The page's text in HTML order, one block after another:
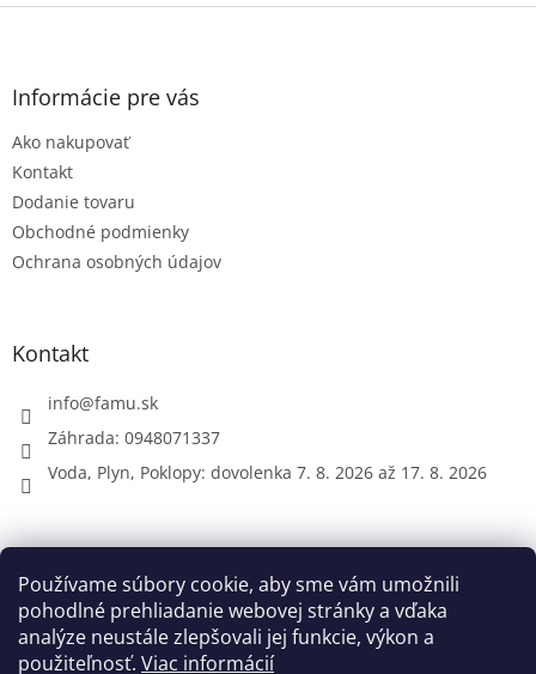
Používame súbory cookie, aby sme vám umožnili
pohodlné prehliadanie webovej stránky a vďaka
analýze neustále zlepšovali jej funkcie, výkon a
použiteľnosť. Viac informácií
Z
Informácie pre vás
Ako nakupovať
Kontakt
Dodanie tovaru
Obchodné podmienky
Ochrana osobných údajov
Kontakt
info@famu.sk
Záhrada: 0948071337
Voda, Plyn, Poklopy: dovolenka 7. 8. 2026 až 17. 8. 2026